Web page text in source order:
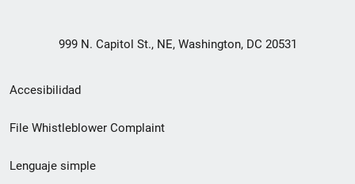
999 N. Capitol St., NE, Washington, DC 20531
Menú
de
Accesibilidad
File Whistleblower Complaint
Lenguaje simple